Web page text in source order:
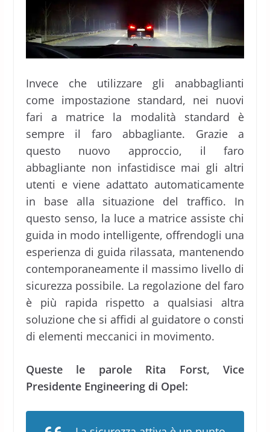
Invece che utilizzare gli anabbaglianti
come impostazione standard, nei nuovi
fari a matrice la modalità standard è
sempre il faro abbagliante. Grazie a
questo nuovo approccio, il faro
abbagliante non infastidisce mai gli altri
utenti e viene adattato automaticamente
in base alla situazione del traffico. In
questo senso, la luce a matrice assiste chi
guida in modo intelligente, offrendogli una
esperienza di guida rilassata, mantenendo
contemporaneamente il massimo livello di
sicurezza possibile. La regolazione del faro
è più rapida rispetto a qualsiasi altra
soluzione che si affidi al guidatore o consti
di elementi meccanici in movimento.
Queste le parole Rita Forst, Vice
Presidente Engineering di Opel: